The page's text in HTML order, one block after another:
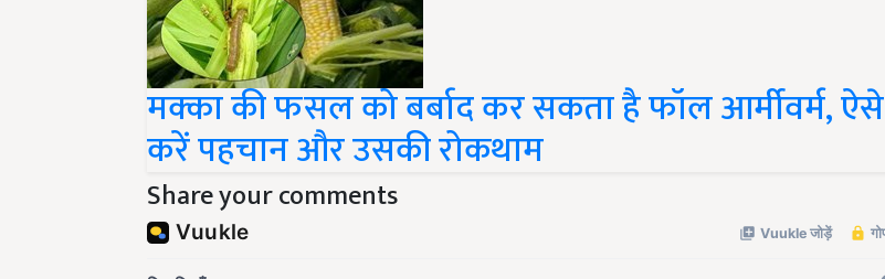
मक्का की फसल को बर्बाद कर सकता है फॉल आर्मीवर्म, ऐसे
करें पहचान और उसकी रोकथाम
Share your comments